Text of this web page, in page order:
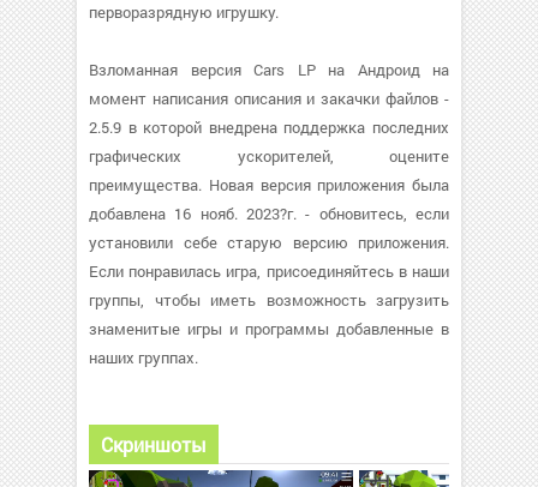
перворазрядную игрушку.
Взломанная версия Cars LP на Андроид на
момент написания описания и закачки файлов -
2.5.9 в которой внедрена поддержка последних
графических ускорителей, оцените
преимущества. Новая версия приложения была
добавлена 16 нояб. 2023?г. - обновитесь, если
установили себе старую версию приложения.
Если понравилась игра, присоединяйтесь в наши
группы, чтобы иметь возможность загрузить
знаменитые игры и программы добавленные в
наших группах.
Скриншоты